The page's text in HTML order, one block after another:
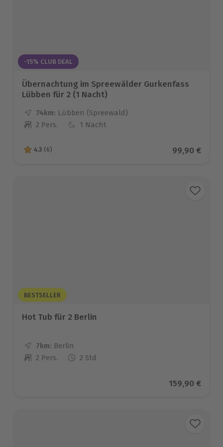
-15% CLUB DEAL
Übernachtung im Spreewälder Gurkenfass
Lübben für 2 (1 Nacht)
74km: Entfernung
Standort
Lübben (Spreewald)
Anzahl der Teilnehmer
2 Pers. 1 Nacht
4.3 von 5 Sternen basierend auf 6 Bewertungen
4.3 (6) Aktueller
99,90 €
BESTSELLER
Hot Tub für 2 Berlin
7km: Entfernung
Standort
Berlin
Anzahl der Teilnehmer
2 Pers. 2 Std
Aktueller
159,90 €